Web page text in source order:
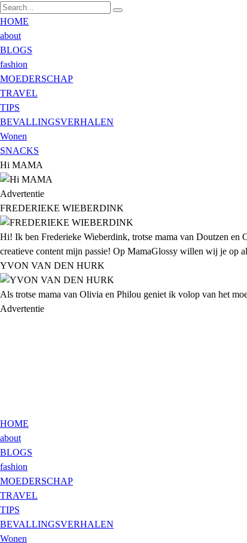
HOME
about
BLOGS
fashion
MOEDERSCHAP
TRAVEL
TIPS
BEVALLINGSVERHALEN
Wonen
SNACKS
Hi MAMA
Advertentie
FREDERIEKE WIEBERDINK
Hi! Ik ben Frederieke Wieberdink, trotse mama van Doutzen
creatieve content mijn passie! Op MamaGlossy willen wij je op
YVON VAN DEN HURK
Als trotse mama van Olivia en Philou geniet ik volop van het
Advertentie
HOME
about
BLOGS
fashion
MOEDERSCHAP
TRAVEL
TIPS
BEVALLINGSVERHALEN
Wonen